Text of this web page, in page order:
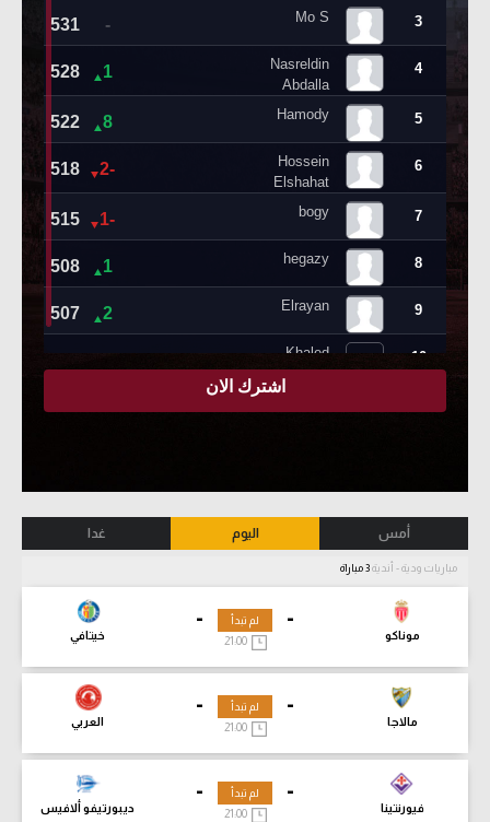
أمس اليوم غدا
مباريات ودية - أندية
-
موناكو
-
خيتافي
لم تبدأ
21:00
-
مالاجا
-
العربي
لم تبدأ
21:00
-
فيورنتينا
-
ديبورتيفو ألافيس
لم تبدأ
21:00